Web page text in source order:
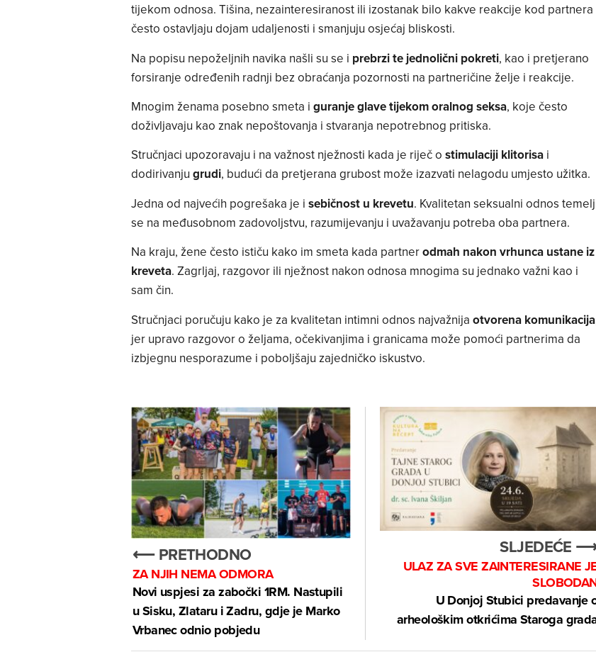
tijekom odnosa. Tišina, nezainteresiranost ili izostanak bilo kakve reakcije kod partnera
često ostavljaju dojam udaljenosti i smanjuju osjećaj bliskosti.
Na popisu nepoželjnih navika našli su se i prebrzi te jednolični pokreti, kao i pretjerano
forsiranje određenih radnji bez obraćanja pozornosti na partneričine želje i reakcije.
Mnogim ženama posebno smeta i guranje glave tijekom oralnog seksa, koje često
doživljavaju kao znak nepoštovanja i stvaranja nepotrebnog pritiska.
Stručnjaci upozoravaju i na važnost nježnosti kada je riječ o stimulaciji klitorisai
dodirivanju grudi, budući da pretjerana grubost može izazvati nelagodu umjesto užitka.
Jedna od najvećih pogrešaka je i sebičnost u krevetu. Kvalitetan seksualni odnos
se na međusobnom zadovoljstvu, razumijevanju i uvažavanju potreba oba partnera.
Na kraju, žene često ističu kako im smeta kada partnerodmah nakon vrhunca ustane iz
kreveta. Zagrljaj, razgovor ili nježnost nakon odnosa mnogima su jednako važni kao i
sam čin.
Stručnjaci poručuju kako je za kvalitetan intimni odnos najvažnija otvorena komunikacija
jer upravo razgovor o željama, očekivanjima i granicama može pomoći partnerima da
izbjegnu nesporazume i poboljšaju zajedničko iskustvo.
⟵ PRETHODNO
ZA NJIH NEMA ODMORA
Novi uspjesi za zabočki 1RM. Nastupili
u Sisku, Zlataru i Zadru, gdje je Marko
Vrbanec odnio pobjedu
SLJEDEĆE
ULAZ ZA SVE ZAINTERESIRANE
U Donjoj Stubici predavanje
arheološkim otkrićima Staroga